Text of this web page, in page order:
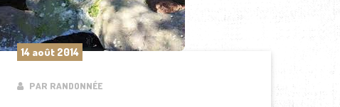
14 août 2014
PAR RANDONNÉE